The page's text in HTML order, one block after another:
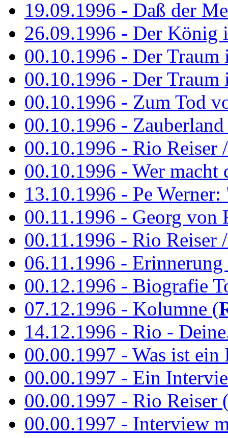
19.09.1996 - Daß der
26.09.1996 - Der König
00.10.1996 - Der Traum
00.10.1996 - Der Traum
00.10.1996 - Zum Tod
00.10.1996 -
00.10.1996 - Rio Reiser
00.10.1996 - Wer macht
13.10.1996 - Pe
00.11.1996 - Georg von
00.11.1996 - Rio Reiser
06.11.1996 -
00.12.1996 - Biografie
07.12.1996 - Kolumne (
14.12.1996 - Rio -
00.00.1997 - Was ist ein
00.00.1997 - Ein
00.00.1997 - Rio Reiser
00.00.1997 - Interview